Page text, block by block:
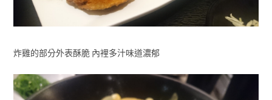
炸雞的部分外表酥脆 內裡多汁味道濃郁